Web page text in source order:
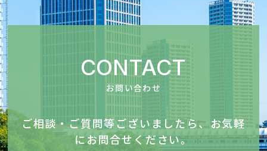
CONTACT
お問い合わせ
ご相談・ご質問等ございましたら、お気軽
にお問合せください。